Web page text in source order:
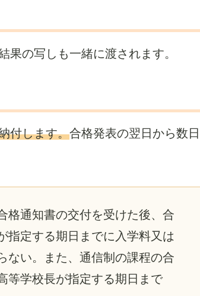
果の写しも一緒に渡されます。
付します。合格発表の翌日から数日
格通知書の交付を受けた後、合
指定する期日までに入学料又は
ない。また、通信制の課程の合
等学校長が指定する期日まで